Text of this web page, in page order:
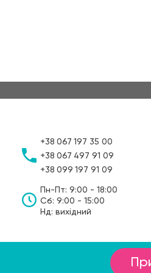
+38 067 197 35 00
+38 067 497 91 09
+38 099 197 91 09
Пн-Пт: 9:00 - 18:00
Сб: 9:00 - 15:00
Нд: вихідний
Костопіль, Рівненська область,